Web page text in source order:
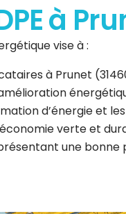
à
vise à :
à Prunet
d’énergie et
verte et
une